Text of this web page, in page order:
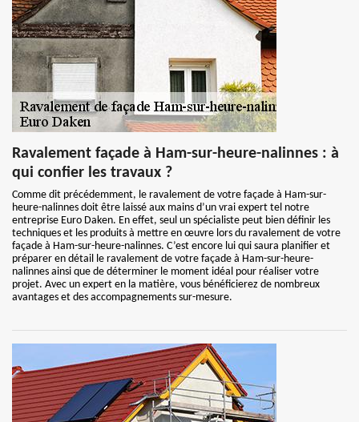
Ravalement façade à Ham-sur-heure-nalinnes : à
qui confier les travaux ?
Comme dit précédemment, le ravalement de votre façade à Ham-sur-
heure-nalinnes doit être laissé aux mains d’un vrai expert tel notre
entreprise Euro Daken. En effet, seul un spécialiste peut bien définir les
techniques et les produits à mettre en œuvre lors du ravalement de votre
façade à Ham-sur-heure-nalinnes. C’est encore lui qui saura planifier et
préparer en détail le ravalement de votre façade à Ham-sur-heure-
nalinnes ainsi que de déterminer le moment idéal pour réaliser votre
projet. Avec un expert en la matière, vous bénéficierez de nombreux
avantages et des accompagnements sur-mesure.